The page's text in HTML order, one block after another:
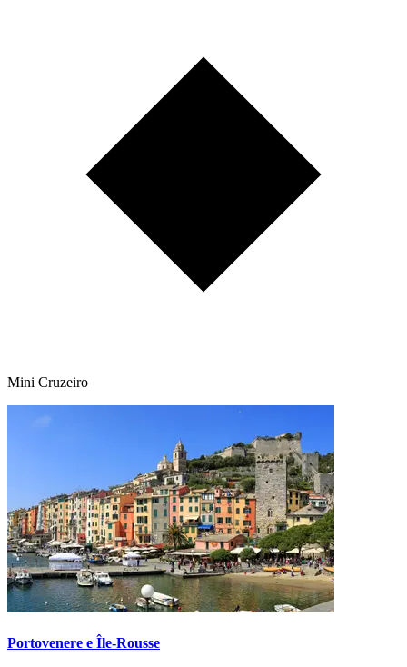
Mini Cruzeiro
Portovenere e Île-Rousse